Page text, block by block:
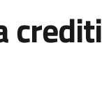
crediti